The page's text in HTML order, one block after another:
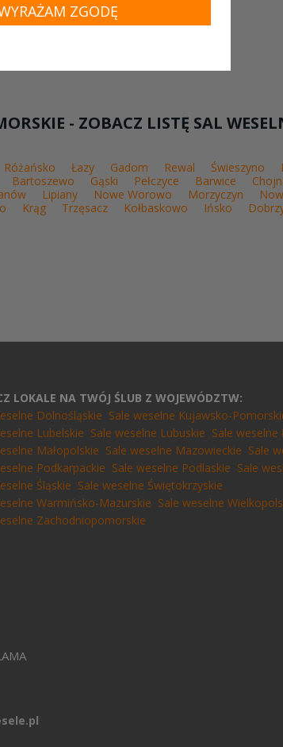
- ZOBACZ LISTĘ SAL
Różańsko Łazy Gadom Rewal Świeszyno
Bartoszewo Gąski Pełczyce Barwice
Lipiany Nowe Worowo Morzyczyn
Krąg Trzęsacz Kołbaskowo Ińsko
LOKALE NA TWÓJ ŚLUB Z WOJEWÓDZTW:
Dolnośląskie Sale weselne Kujawsko-
Lubelskie Sale weselne Lubuskie Sale weselne
Małopolskie Sale weselne Mazowieckie Sale
Podkarpackie Sale weselne Podlaskie Sale
Śląskie Sale weselne Świętokrzyskie
Warmińsko-Mazurskie Sale weselne
Zachodniopomorskie
ZGODĘ